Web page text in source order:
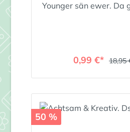
Younger sän ewer. Da
0,99 €* 18,95
50 %